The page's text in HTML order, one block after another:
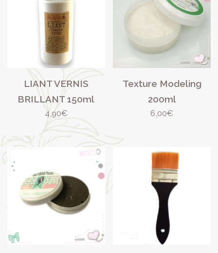
LIANT VERNIS
BRILLANT 150ml
4,90€
Texture Modeling
200ml
6,00€